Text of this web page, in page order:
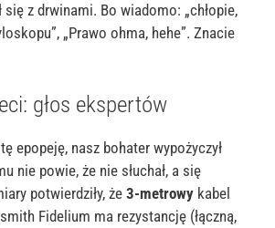
się z drwinami. Bo wiadomo: „chłopie,
„Prawo ohma, hehe”. Znacie
głos ekspertów
epopeję, nasz bohater wypożyczył
nie powie, że nie słuchał, a się
potwierdziły, że 3-metrowy kabel
Fidelium ma rezystancję (łączną,